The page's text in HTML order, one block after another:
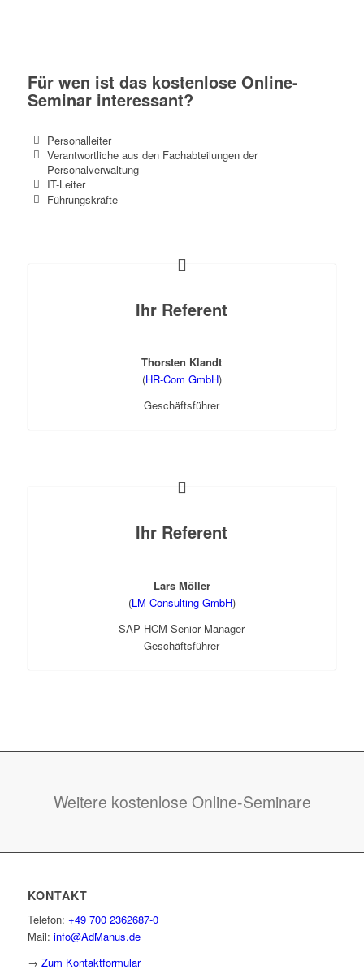
Für wen ist das kostenlose Online-
Seminar interessant?
Personalleiter
Verantwortliche aus den Fachabteilungen der
Personalverwaltung
IT-Leiter
Führungskräfte
Ihr Referent
Thorsten Klandt
(HR-Com GmbH)
Geschäftsführer
Ihr Referent
Lars Möller
(LM Consulting GmbH)
SAP HCM Senior Manager
Geschäftsführer
Weitere kostenlose Online-Seminare
KONTAKT
Telefon: +49 700 2362687-0
Mail: info@AdManus.de
→ Zum Kontaktformular